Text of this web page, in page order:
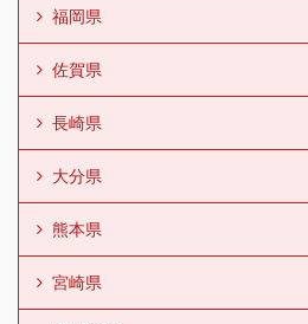
福岡県
佐賀県
長崎県
大分県
熊本県
宮崎県